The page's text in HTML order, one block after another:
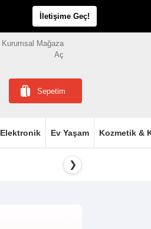
İletişime Geç!
Kurumsal Mağaza
Aç
Sepetim
Elektronik Ev Yaşam Kozmetik &
❯